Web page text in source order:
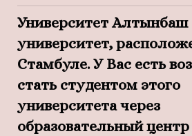
Университет
университет,
Стамбуле. У Вас есть
стать студентом этого
университета через
образовательный центр